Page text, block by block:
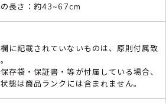
長さ：約43~67cm
に記載されていないものは、原則付属致
存袋・保証書・等が付属している場合、
態は商品ランクには含まれません。